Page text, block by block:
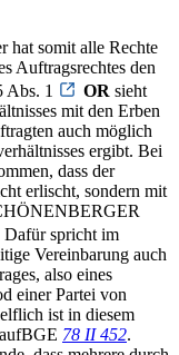
hat somit alle Rechte
Auftragsrechtes den
Abs. 1
OR sieht
mit den Erben
auch möglich
ergibt. Bei
dass der
erlischt, sondern mit
Dafür spricht im
Vereinbarung auch
also eines
einer Partei von
ist in diesem
78 II 452.